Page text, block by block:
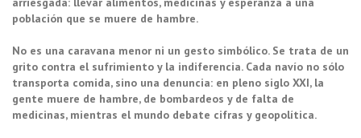
población que se muere de hambre.
No es una caravana menor ni un gesto simbólico. Se trata de un
grito contra el sufrimiento y la indiferencia. Cada navío no sólo
transporta comida, sino una denuncia: en pleno siglo XXI, la
gente muere de hambre, de bombardeos y de falta de
medicinas, mientras el mundo debate cifras y geopolítica.